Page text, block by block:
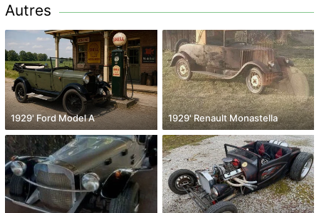
Autres
1929' Ford Model A 1929' Renault Monastella